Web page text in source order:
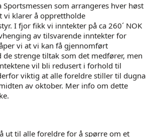
som arrangeres hver høst
vi klarer å opprettholde
I fjor fikk vi inntekter på ca 260´ NOK
av tilsvarende inntekter for
vi at vi kan få gjennomført
de strenge tiltak som det medfører, men
vil bli redusert i forhold til
viktig at alle foreldre stiller til
av oktober. Mer info om dette
ut til alle foreldre for å spørre om et